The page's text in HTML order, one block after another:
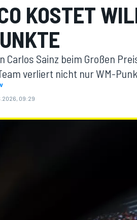
KOSTET
Carlos Sainz beim Großen
verliert nicht nur WM-
09:29